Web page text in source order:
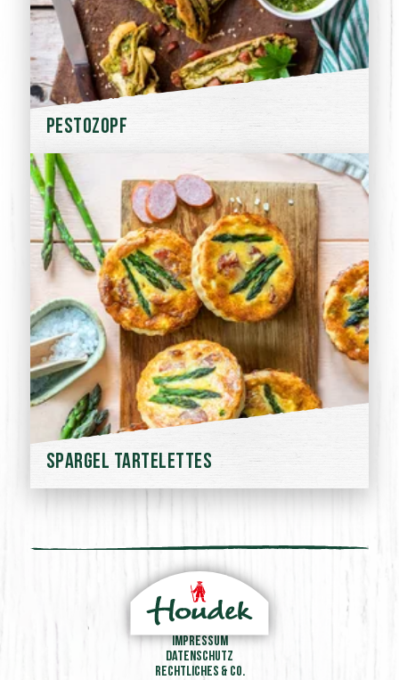
Pestozopf
Spargel Tartelettes
Impressum
Datenschutz
Rechtliches & Co.